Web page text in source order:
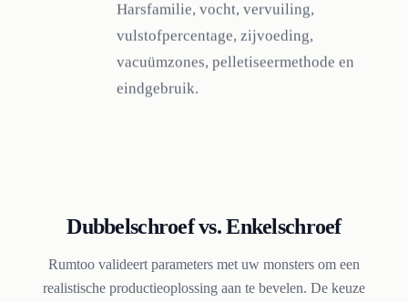
Harsfamilie, vocht, vervuiling,
vulstofpercentage, zijvoeding,
vacuümzones, pelletiseermethode en
eindgebruik.
Dubbelschroef vs. Enkelschroef
Rumtoo valideert parameters met uw monsters om een
realistische productieoplossing aan te bevelen. De keuze